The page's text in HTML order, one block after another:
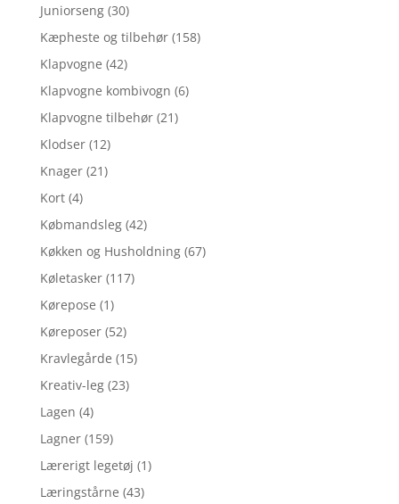
Juniorseng (30)
Kæpheste og tilbehør (158)
Klapvogne (42)
Klapvogne kombivogn (6)
Klapvogne tilbehør (21)
Klodser (12)
Knager (21)
Kort (4)
Købmandsleg (42)
Køkken og Husholdning (67)
Køletasker (117)
Kørepose (1)
Køreposer (52)
Kravlegårde (15)
Kreativ-leg (23)
Lagen (4)
Lagner (159)
Lærerigt legetøj (1)
Læringstårne (43)